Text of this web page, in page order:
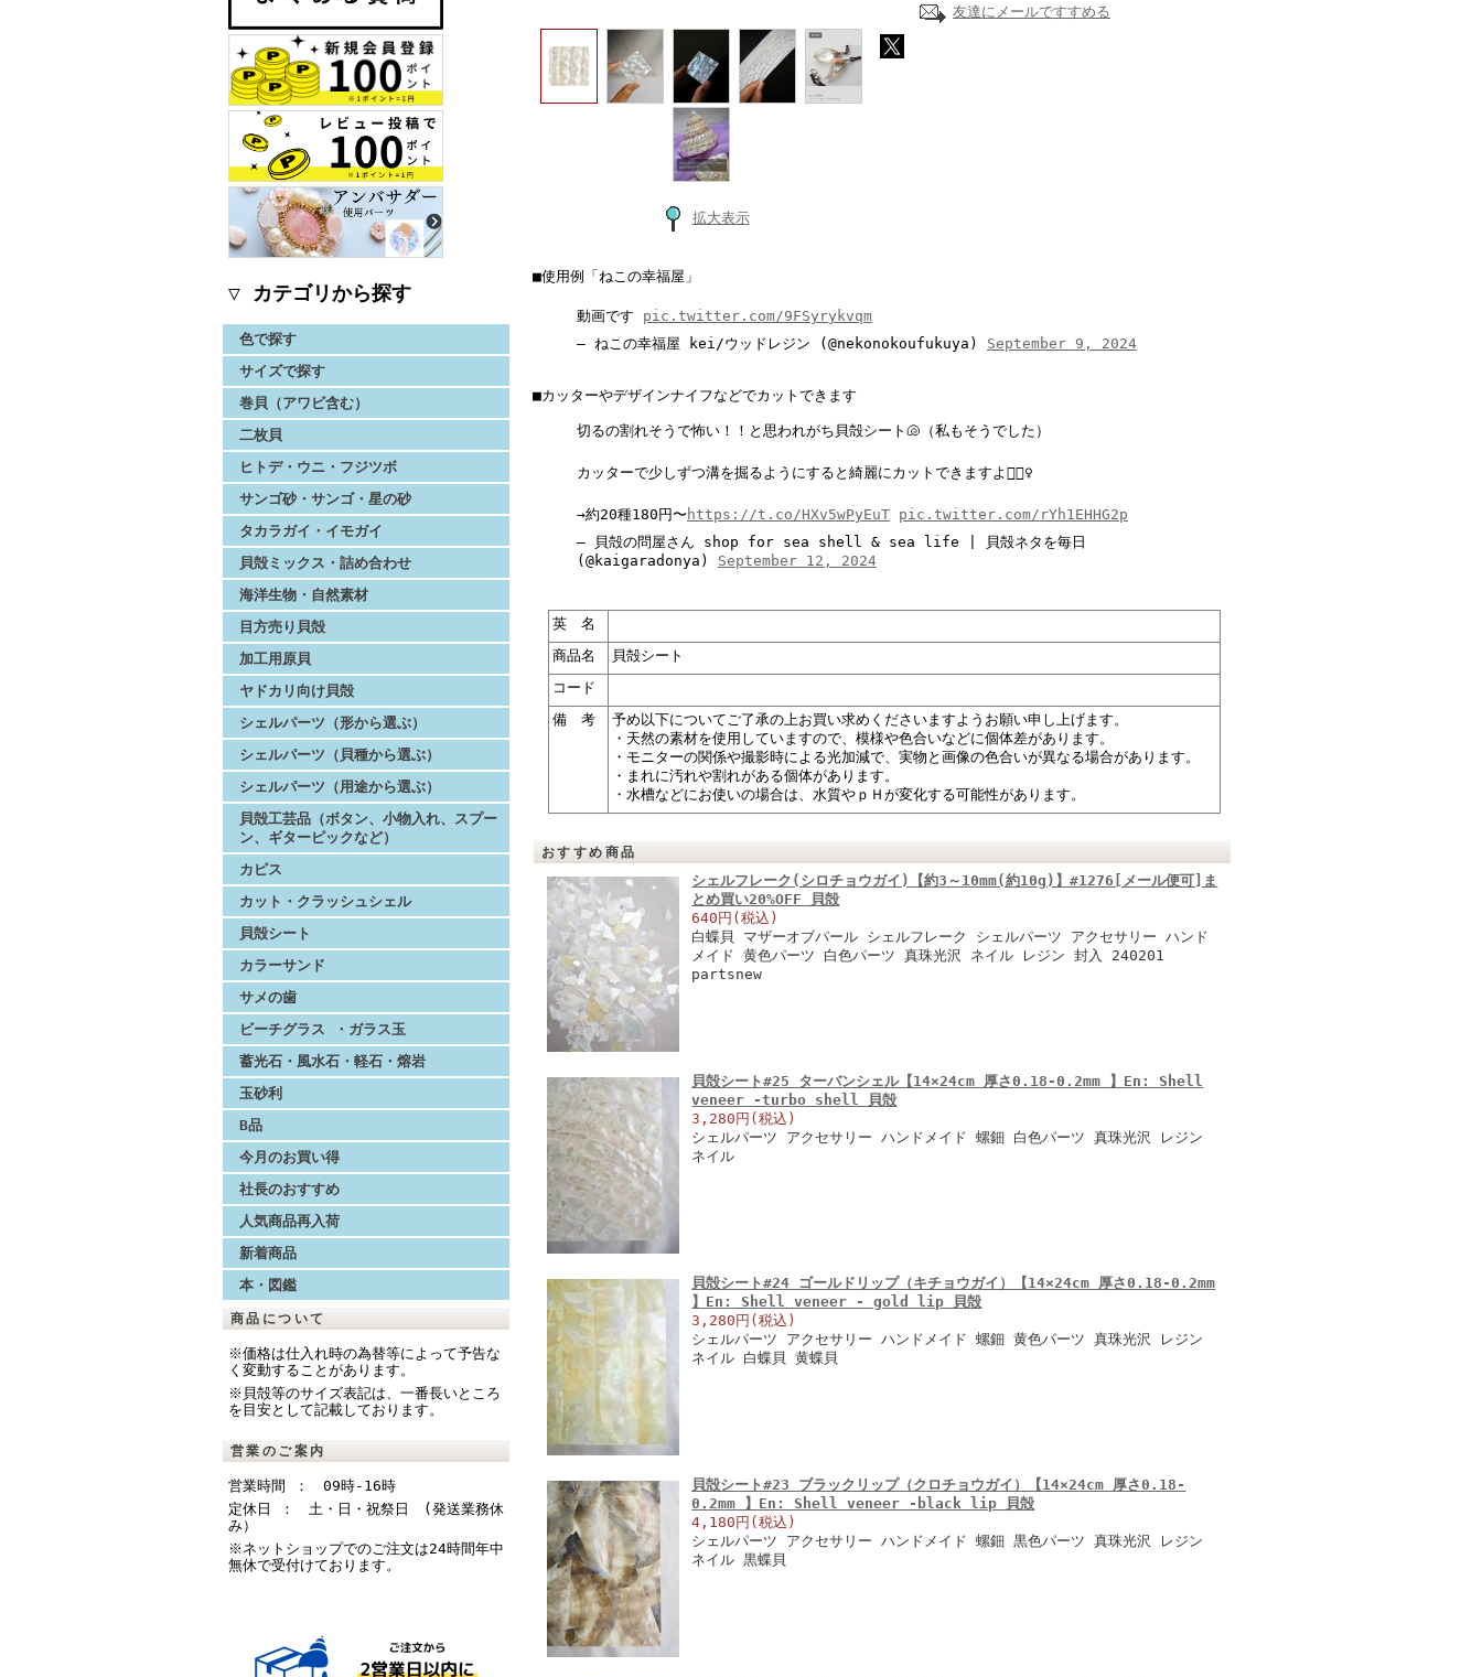
▽ カテゴリから探す
色で探す
サイズで探す
巻貝（アワビ含む）
二枚貝
ヒトデ・ウニ・フジツボ
サンゴ砂・サンゴ・星の砂
タカラガイ・イモガイ
貝殻ミックス・詰め合わせ
海洋生物・自然素材
目方売り貝殻
加工用原貝
ヤドカリ向け貝殻
シェルパーツ（形から選ぶ）
シェルパーツ（貝種から選ぶ）
シェルパーツ（用途から選ぶ）
貝殻工芸品（ボタン、小物入れ、スプー
ン、ギターピックなど）
カピス
カット・クラッシュシェル
貝殻シート
カラーサンド
サメの歯
ビーチグラス ・ガラス玉
蓄光石・風水石・軽石・熔岩
玉砂利
B品
今月のお買い得
社長のおすすめ
人気商品再入荷
新着商品
本・図鑑
商品について
※価格は仕入れ時の為替等によって予告な
く変動することがあります。
※貝殻等のサイズ表記は、一番長いところ
を目安として記載しております。
営業のご案内
営業時間 ： 09時-16時
定休日 ： 土・日・祝祭日 (発送業務休
み）
※ネットショップでのご注文は24時間年中
無休で受付けております。
拡大表示
友達にメールですすめる
■使用例「ねこの幸福屋」
動画です pic.twitter.com/9FSyrykvqm
— ねこの幸福屋 kei/ウッドレジン (@nekonokoufukuya) September 9, 2024
■カッターやデザインナイフなどでカットできます
切るの割れそうで怖い！！と思われがち貝殻シート🐚（私もそうでした）
カッターで少しずつ溝を掘るようにすると綺麗にカットできますよ🙆🏻‍♀️
→約20種180円〜https://t.co/HXv5wPyEuT pic.twitter.com/rYh1EHHG2p
— 貝殻の問屋さん shop for sea shell & sea life | 貝殻ネタを毎日
(@kaigaradonya) September 12, 2024
英 名
商品名
貝殻シート
コード
備 考
予め以下についてご了承の上お買い求めくださいますようお願い申し上げます。
・天然の素材を使用していますので、模様や色合いなどに個体差があります。
・モニターの関係や撮影時による光加減で、実物と画像の色合いが異なる場合があります。
・まれに汚れや割れがある個体があります。
・水槽などにお使いの場合は、水質やｐＨが変化する可能性があります。
おすすめ商品
シェルフレーク(シロチョウガイ)【約3～10mm(約10g)】#1276[メール便可]ま
とめ買い20%OFF 貝殻
640円(税込)
白蝶貝 マザーオブパール シェルフレーク シェルパーツ アクセサリー ハンド
メイド 黄色パーツ 白色パーツ 真珠光沢 ネイル レジン 封入 240201
partsnew
貝殻シート#25 ターバンシェル【14×24cm 厚さ0.18-0.2mm 】En: Shell
veneer -turbo shell 貝殻
3,280円(税込)
シェルパーツ アクセサリー ハンドメイド 螺鈿 白色パーツ 真珠光沢 レジン
ネイル
貝殻シート#24 ゴールドリップ（キチョウガイ）【14×24cm 厚さ0.18-0.2mm
】En: Shell veneer - gold lip 貝殻
3,280円(税込)
シェルパーツ アクセサリー ハンドメイド 螺鈿 黄色パーツ 真珠光沢 レジン
ネイル 白蝶貝 黄蝶貝
貝殻シート#23 ブラックリップ（クロチョウガイ）【14×24cm 厚さ0.18-
0.2mm 】En: Shell veneer -black lip 貝殻
4,180円(税込)
シェルパーツ アクセサリー ハンドメイド 螺鈿 黒色パーツ 真珠光沢 レジン
ネイル 黒蝶貝